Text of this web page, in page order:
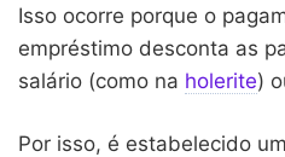
Isso ocorre porque o
empréstimo desconta as
salário (como na holerite)
Por isso, é estabelecido